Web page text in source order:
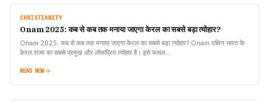
CHRISTIANITY
Onam 2025: कब से कब तक मनाया जाएगा केरल का सबसे बड़ा त्योहार?
Onam 2025: कब से कब तक मनाया जाएगा केरल का सबसे बड़ा त्योहार? Onam दक्षिण भारत के
केरल राज्य का सबसे प्रमुख और लोकप्रिय त्योहार है। इसे फसल…
READ NOW